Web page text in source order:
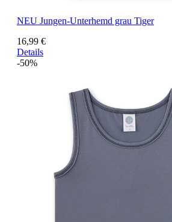
NEU Jungen-Unterhemd grau Tiger
16,99 €
Details
-50%